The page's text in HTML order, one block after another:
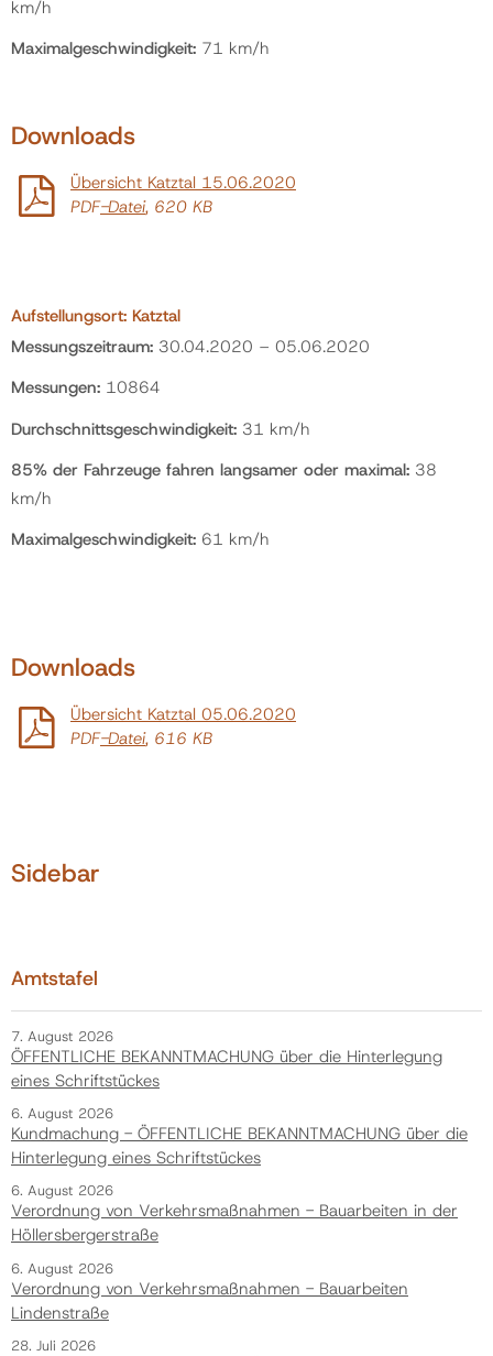
km/h
Maximalgeschwindigkeit: 71 km/h
Downloads
Übersicht Katztal 15.06.2020
PDF-Datei, 620 KB
Aufstellungsort: Katztal
Messungszeitraum: 30.04.2020 – 05.06.2020
Messungen: 10864
Durchschnittsgeschwindigkeit: 31 km/h
85% der Fahrzeuge fahren langsamer oder maximal: 38
km/h
Maximalgeschwindigkeit: 61 km/h
Downloads
Übersicht Katztal 05.06.2020
PDF-Datei, 616 KB
Sidebar
Amtstafel
7. August 2026
ÖFFENTLICHE BEKANNTMACHUNG über die Hinterlegung
eines Schriftstückes
6. August 2026
Kundmachung - ÖFFENTLICHE BEKANNTMACHUNG über die
Hinterlegung eines Schriftstückes
6. August 2026
Verordnung von Verkehrsmaßnahmen - Bauarbeiten in der
Höllersbergerstraße
6. August 2026
Verordnung von Verkehrsmaßnahmen - Bauarbeiten
Lindenstraße
28. Juli 2026